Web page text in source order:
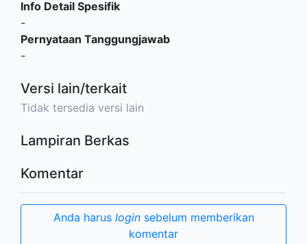
Info Detail Spesifik
-
Pernyataan Tanggungjawab
-
Versi lain/terkait
Tidak tersedia versi lain
Lampiran Berkas
Komentar
Anda harus loginsebelum memberikan
komentar